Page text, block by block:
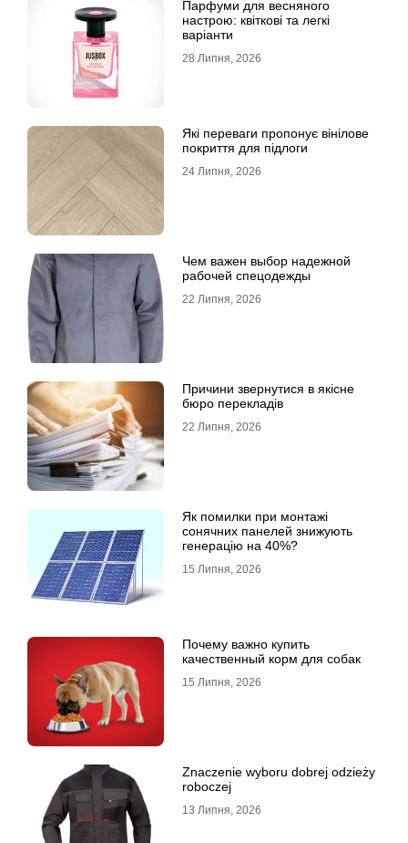
Парфуми для весняного
настрою: квіткові та легкі
варіанти
28 Липня, 2026
Які переваги пропонує вінілове
покриття для підлоги
24 Липня, 2026
Чем важен выбор надежной
рабочей спецодежды
22 Липня, 2026
Причини звернутися в якісне
бюро перекладів
22 Липня, 2026
Як помилки при монтажі
сонячних панелей знижують
генерацію на 40%?
15 Липня, 2026
Почему важно купить
качественный корм для собак
15 Липня, 2026
Znaczenie wyboru dobrej odzieży
roboczej
13 Липня, 2026